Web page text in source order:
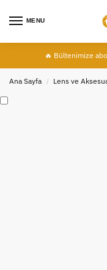
MENU
🔥 Bültenimize
Ana Sayfa / Lens ve